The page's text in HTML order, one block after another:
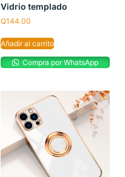
Vidrio templado
Q144.00
Añadir al carrito
Compra por WhatsApp